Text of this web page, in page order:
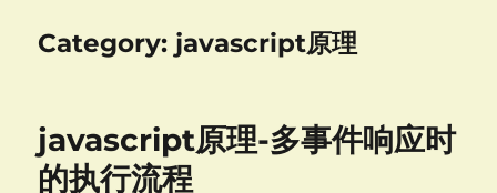
Category: javascript原理
javascript原理-多事件响应时
的执行流程